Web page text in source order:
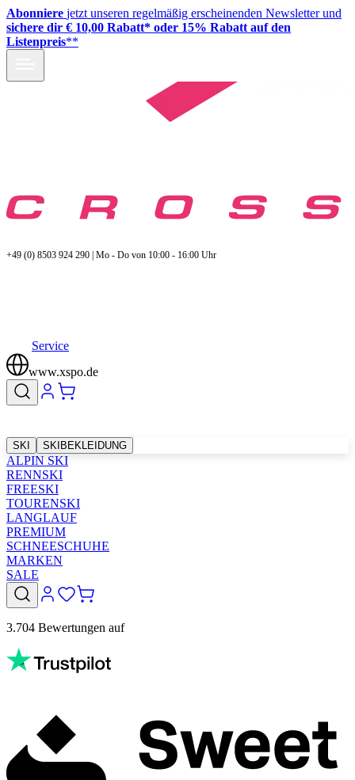
Abonniere jetzt unseren regelmäßig erscheinenden Newsletter und
sichere dir € 10,00 Rabatt* oder 15% Rabatt auf den
Listenpreis**
+49 (0) 8503 924 290 | Mo - Do von 10:00 - 16:00 Uhr
Service
www.xspo.de
SKI SKIBEKLEIDUNG
ALPIN SKI
RENNSKI
FREESKI
TOURENSKI
LANGLAUF
PREMIUM
SCHNEESCHUHE
MARKEN
SALE
3.704 Bewertungen auf